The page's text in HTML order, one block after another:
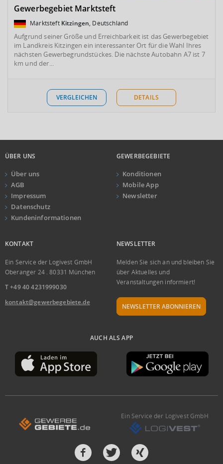
Gewerbegebiet Marktsteft
Marktsteft Kitzingen, Deutschland
Aufgrund seiner Größe und Erreichbarkeit ist das Gewerbegebiet
im Landkreis Kitzingen ein interessanter Ort für die Wahl Ihres
nächsten Gewerbegrundstückes. Die nächste Autobahn A7 ist 7
km und der...
VERGLEICHEN DETAILS
ÜBER UNS
Über uns
AGB
Impressum
Datenschutz
Kundeninformationen
GEWERBEGEBIETE
Konditionen
Mobile App
Newsletter
KONTAKT
Ein Service der Logivest GmbH
Oberanger 24 . 80331 München
T +49 40 4231999030
kontakt@gewerbegebiete.de
NEWSLETTER
Melden Sie sich an und bleiben Sie
über Aktuelles und
Veranstaltungen informiert!
NEWSLETTER ABONNIEREN
AUCH ALS APP
Ein Service der Logivest GmbH